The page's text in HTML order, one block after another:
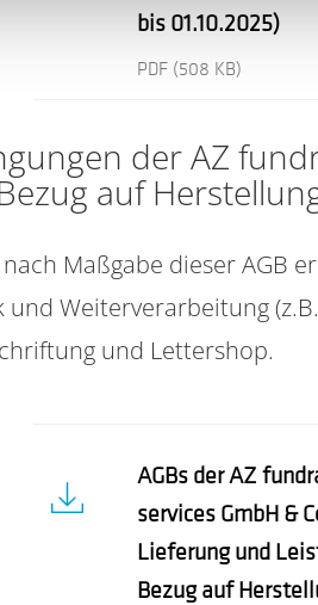
bis 01.10.2025)
PDF (508 KB)
der AZ
auf
Maßgabe dieser AGB
Weiterverarbeitung
und Lettershop.
AGBs der AZ
services GmbH &
Lieferung und
Bezug auf